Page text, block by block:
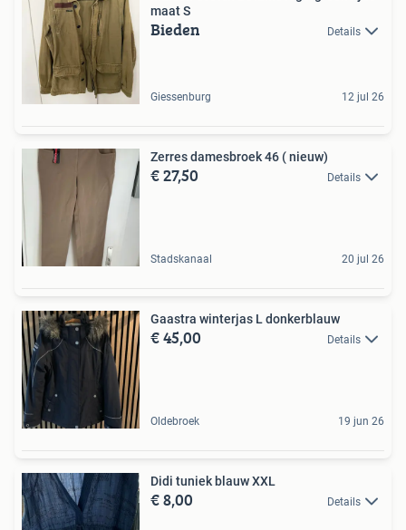
maat S
Bieden Details
Giessenburg 12 jul 26
Zerres damesbroek 46 ( nieuw)
€ 27,50 Details
Stadskanaal 20 jul 26
Gaastra winterjas L donkerblauw
€ 45,00 Details
Oldebroek 19 jun 26
Didi tuniek blauw XXL
€ 8,00 Details